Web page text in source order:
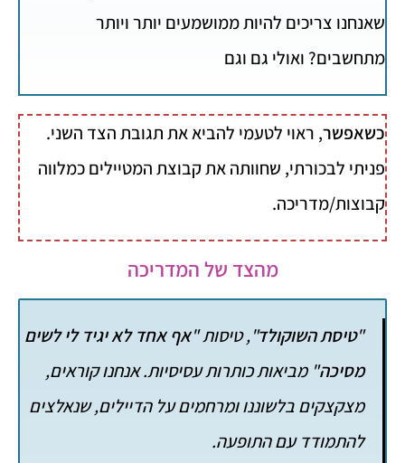
שאנחנו צריכים להיות ממושמעים יותר ויותר
מתחשבים? ואולי גם וגם
כשאפשר, ראוי לטעמי להביא את תגובת הצד השני.
פניתי לבכורתי, שחוותה את קבוצת המטיילים כמלווה
קבוצות/מדריכה.
מהצד של המדריכה
"טיסת השוקולד", טיסות "אף אחד לא יגיד לי לשים
מסיכה" מביאות כותרות עסיסיות. אנחנו קוראים,
מצקצקים בלשוננו ומרחמים על הדיילים, שנאלצים
להתמודד עם התופעה.